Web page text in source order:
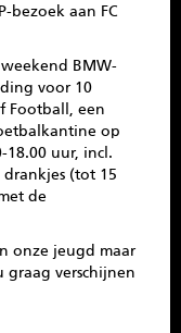
bezoek aan FC
BMW-
voor 10
Football, een
op
18.00 uur, incl.
(tot 15
de
onze jeugd maar
graag verschijnen